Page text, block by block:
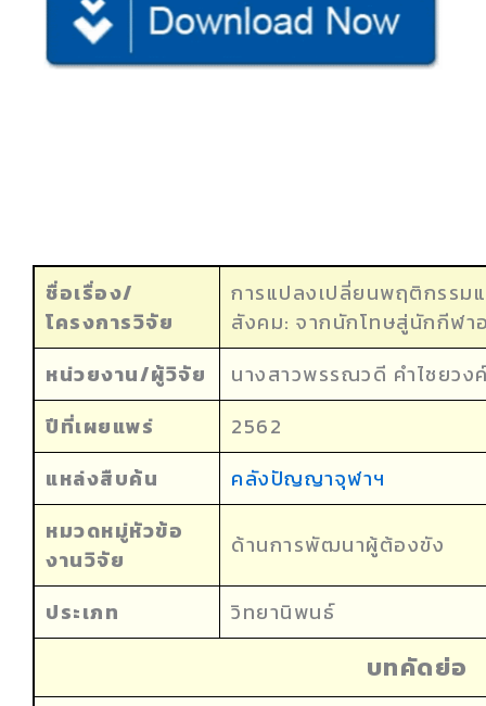
ชื่อเรื่อง/
โครงการวิจัย
การแปลงเปลี่ยนพฤติกรรม
สังคม: จากนักโทษสู่นักกีฬา
หน่วยงาน/ผู้วิจัย
นางสาวพรรณวดี คําไชยวง
ปีที่เผยแพร่
2562
แหล่งสืบค้น
คลังปัญญาจุฬาฯ
หมวดหมู่หัวข้อ
งานวิจัย
ด้านการพัฒนาผู้ต้องขัง
ประเภท วิทยานิพนธ์
บทคัดย่อ